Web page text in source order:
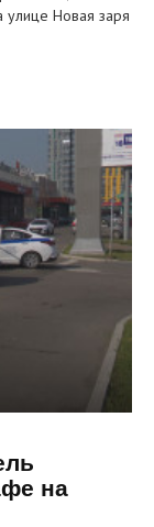
улице Новая заря
на